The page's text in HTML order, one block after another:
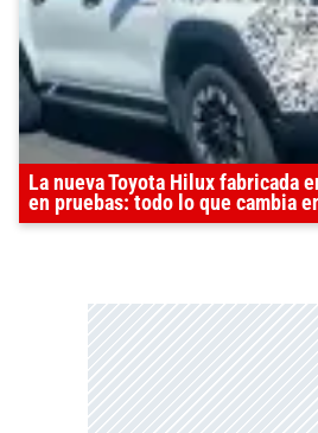
La nueva Toyota Hilux fabricada
en pruebas: todo lo que cambia